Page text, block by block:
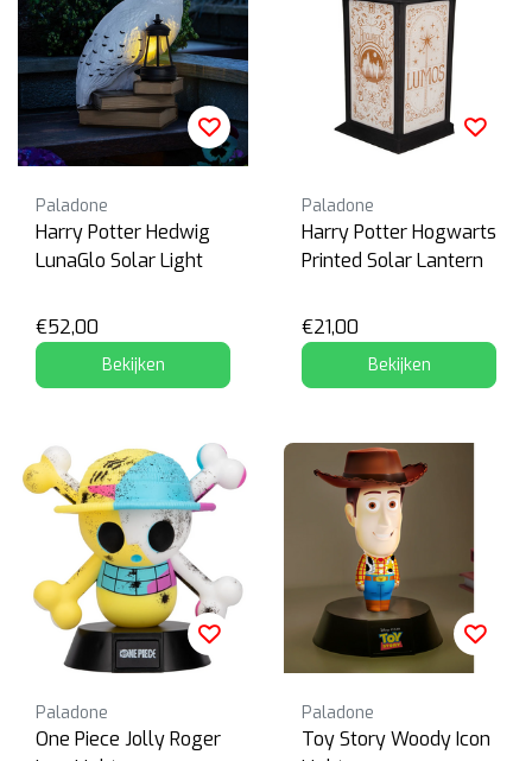
Paladone
Harry Potter Hedwig
LunaGlo Solar Light
€52,00
Bekijken
Paladone
Harry Potter Hogwarts
Printed Solar Lantern
€21,00
Bekijken
Paladone
One Piece Jolly Roger
Paladone
Toy Story Woody Icon